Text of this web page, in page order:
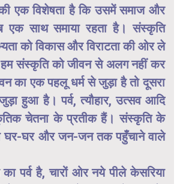
एक विशेषता है कि उसमें समाज और
एक साथ समाया रहता है। संस्कृति
को विकास और विराटता की ओर ले
हम संस्कृति को जीवन से अलग नहीं कर
का एक पहलू धर्म से जुड़ा है तो दूसरा
हुआ है। पर्व, त्यौहार, उत्सव आदि
चेतना के प्रतीक हैं। संस्कृति के
घर-घर और जन-जन तक पहुँचाने वाले
पर्व है, चारों ओर नये पीले केसरिया